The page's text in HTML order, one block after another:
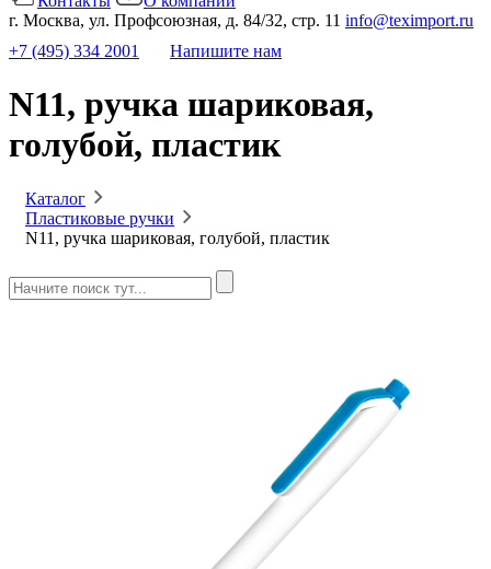
г. Москва, ул. Профсоюзная, д. 84/32, стр. 11 info@teximport.ru
+7 (495) 334 2001
Напишите нам
N11, ручка шариковая,
голубой, пластик
Каталог
Пластиковые ручки
N11, ручка шариковая, голубой, пластик